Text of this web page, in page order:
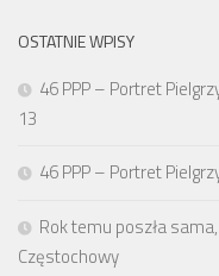
OSTATNIE WPISY
46 PPP – Portret
13
46 PPP – Portret
Rok temu poszła
Częstochowy